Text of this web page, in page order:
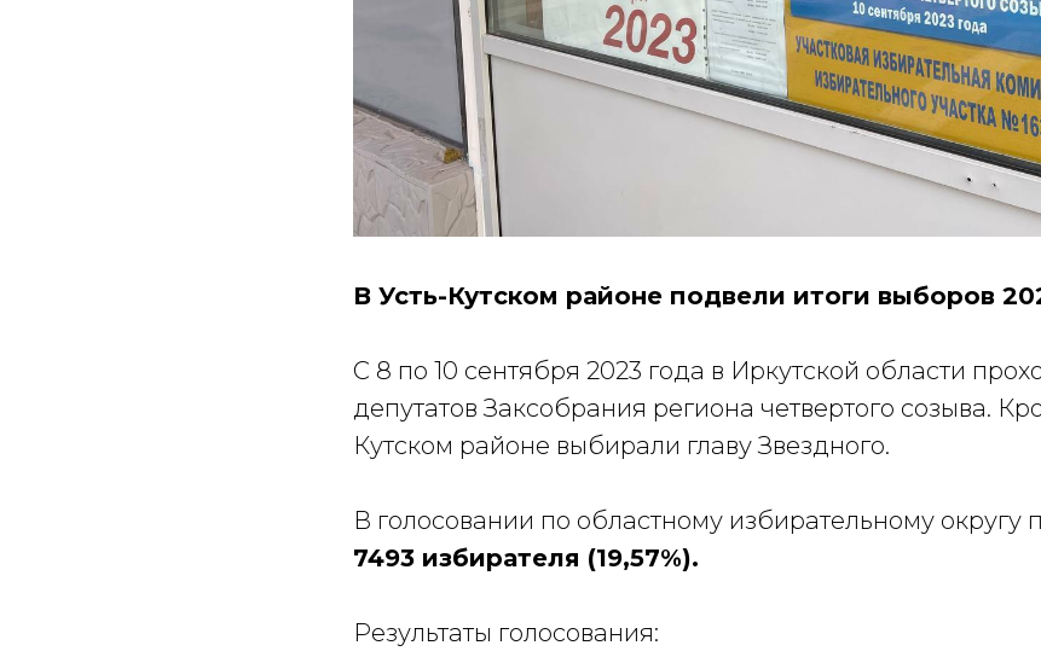
В Усть-Кутском районе подвели итоги выборов
С 8 по 10 сентября 2023 года в Иркутской области
депутатов Заксобрания региона четвертого созыва.
Кутском районе выбирали главу Звездного.
В голосовании по областному избирательному округу
7493 избирателя (19,57%).
Результаты голосования: